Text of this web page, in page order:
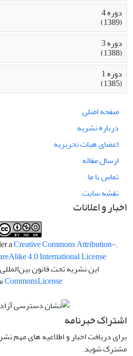
دوره 4
(1389)
دوره 3
(1388)
دوره 1
(1385)
صفحه اصلی
درباره نشریه
اعضای هیات تحریریه
ارسال مقاله
تماس با ما
نقشه سایت
اخبار و اعلانات
.This work is licensed under a
Creative Commons Attribution-
4.0 International License
این نشریه تحت قانون
CommonsLicense
اشتراک خبرنامه
برای دریافت اخبار و اطلاعیه های مهم
مشترک شوید.